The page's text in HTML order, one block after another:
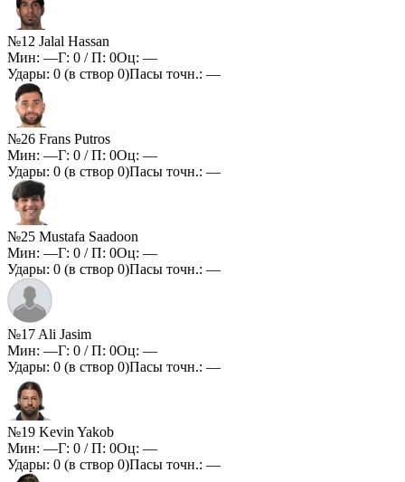
№12 Jalal Hassan
Мин: —Г: 0 / П: 0Оц: —
Удары: 0 (в створ 0)Пасы точн.: —
№26 Frans Putros
Мин: —Г: 0 / П: 0Оц: —
Удары: 0 (в створ 0)Пасы точн.: —
№25 Mustafa Saadoon
Мин: —Г: 0 / П: 0Оц: —
Удары: 0 (в створ 0)Пасы точн.: —
№17 Ali Jasim
Мин: —Г: 0 / П: 0Оц: —
Удары: 0 (в створ 0)Пасы точн.: —
№19 Kevin Yakob
Мин: —Г: 0 / П: 0Оц: —
Удары: 0 (в створ 0)Пасы точн.: —